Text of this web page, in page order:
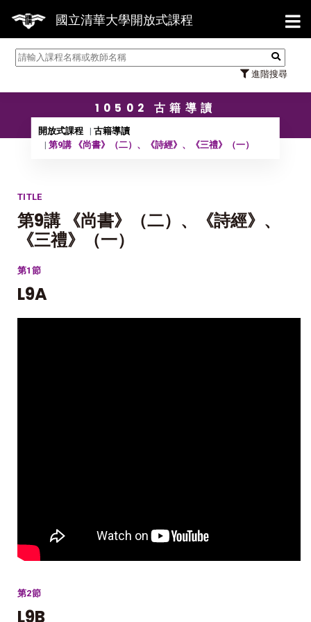
國立清華大學開放式課程
進階搜尋
【7/31】114學年度第2
10502 古籍導讀
開放式課程
古籍導讀
第9講 《尚書》（二）、《詩經》、《三禮》（一）
TITLE
第9講 《尚書》（二）、《詩經》、
《三禮》（一）
第1節
L9A
第2節
L9B